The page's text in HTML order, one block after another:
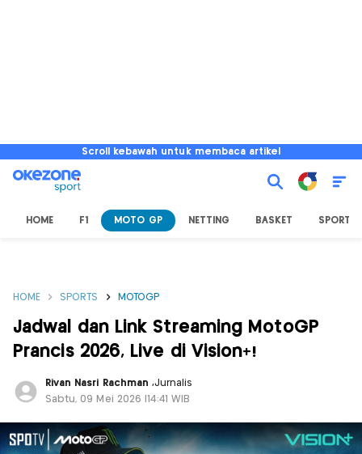
Scroll kebawah untuk membaca artikel
HOME F1 MOTO GP NETTING BASKET SPORT
HOME SPORTS MOTOGP
Jadwal dan Link Streaming MotoGP
Prancis 2026, Live di Vision+!
Rivan Nasri Rachman ,Jurnalis
Sabtu, 09 Mei 2026 |14:41 WIB